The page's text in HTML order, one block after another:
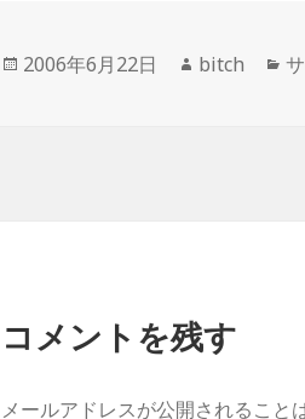
投
2006年6月22日
作
bitch
カ
コメントを残す
メールアドレスが公開されること